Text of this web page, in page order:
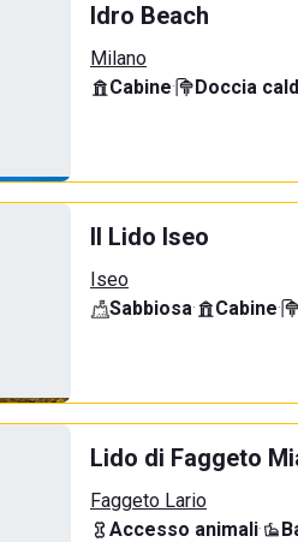
Idro Beach
Milano
Cabine· Doccia
Il Lido Iseo
Iseo
Sabbiosa· Cabine·
Lido di Faggeto
Faggeto Lario
Accesso animali·